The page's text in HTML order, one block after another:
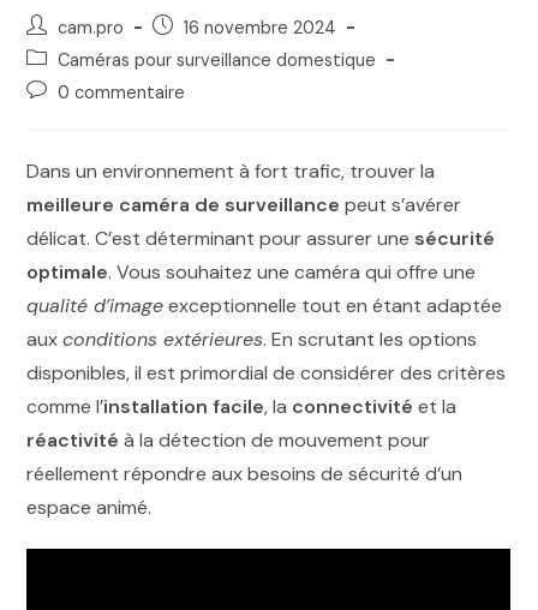
cam.pro
16 novembre 2024
Caméras pour surveillance domestique
0 commentaire
Dans un environnement à fort trafic, trouver la
meilleure caméra de surveillance peut s’avérer
délicat. C’est déterminant pour assurer une sécurité
optimale. Vous souhaitez une caméra qui offre une
qualité d’imageexceptionnelle tout en étant adaptée
auxconditions extérieures. En scrutant les options
disponibles, il est primordial de considérer des critères
comme l’installation facile, la connectivité et la
réactivité à la détection de mouvement pour
réellement répondre aux besoins de sécurité d’un
espace animé.